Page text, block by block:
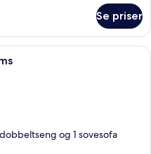
Se priser
moderne stue med et
og 1 sovesofa